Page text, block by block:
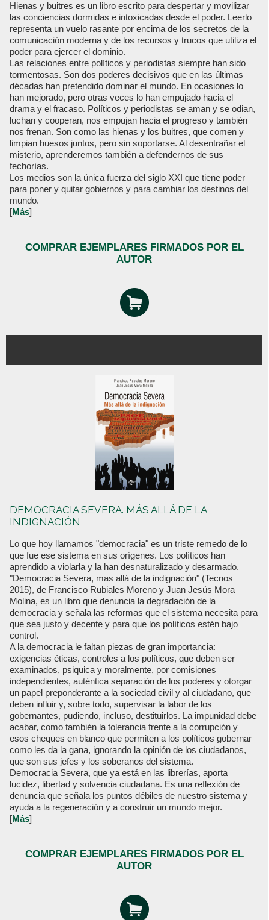
Hienas y buitres es un libro escrito para despertar y movilizar
las conciencias dormidas e intoxicadas desde el poder. Leerlo
representa un vuelo rasante por encima de los secretos de la
comunicación moderna y de los recursos y trucos que utiliza el
poder para ejercer el dominio.
Las relaciones entre políticos y periodistas siempre han sido
tormentosas. Son dos poderes decisivos que en las últimas
décadas han pretendido dominar el mundo. En ocasiones lo
han mejorado, pero otras veces lo han empujado hacia el
drama y el fracaso. Políticos y periodistas se aman y se odian,
luchan y cooperan, nos empujan hacia el progreso y también
nos frenan. Son como las hienas y los buitres, que comen y
limpian huesos juntos, pero sin soportarse. Al desentrañar el
misterio, aprenderemos también a defendernos de sus
fechorías.
Los medios son la única fuerza del siglo XXI que tiene poder
para poner y quitar gobiernos y para cambiar los destinos del
mundo.
[Más]
COMPRAR EJEMPLARES FIRMADOS POR EL
AUTOR
DEMOCRACIA SEVERA. MÁS ALLÁ DE LA
INDIGNACIÓN
Lo que hoy llamamos "democracia" es un triste remedo de lo
que fue ese sistema en sus orígenes. Los políticos han
aprendido a violarla y la han desnaturalizado y desarmado.
"Democracia Severa, mas allá de la indignación" (Tecnos
2015), de Francisco Rubiales Moreno y Juan Jesús Mora
Molina, es un libro que denuncia la degradación de la
democracia y señala las reformas que el sistema necesita para
que sea justo y decente y para que los políticos estén bajo
control.
A la democracia le faltan piezas de gran importancia:
exigencias éticas, controles a los políticos, que deben ser
examinados, psiquica y moralmente, por comisiones
independientes, auténtica separación de los poderes y otorgar
un papel preponderante a la sociedad civil y al ciudadano, que
deben influir y, sobre todo, supervisar la labor de los
gobernantes, pudiendo, incluso, destituirlos. La impunidad debe
acabar, como también la tolerancia frente a la corrupción y
esos cheques en blanco que permiten a los políticos gobernar
como les da la gana, ignorando la opinión de los ciudadanos,
que son sus jefes y los soberanos del sistema.
Democracia Severa, que ya está en las librerías, aporta
lucidez, libertad y solvencia ciudadana. Es una reflexión de
denuncia que señala los puntos débiles de nuestro sistema y
ayuda a la regeneración y a construir un mundo mejor.
[Más]
COMPRAR EJEMPLARES FIRMADOS POR EL
AUTOR